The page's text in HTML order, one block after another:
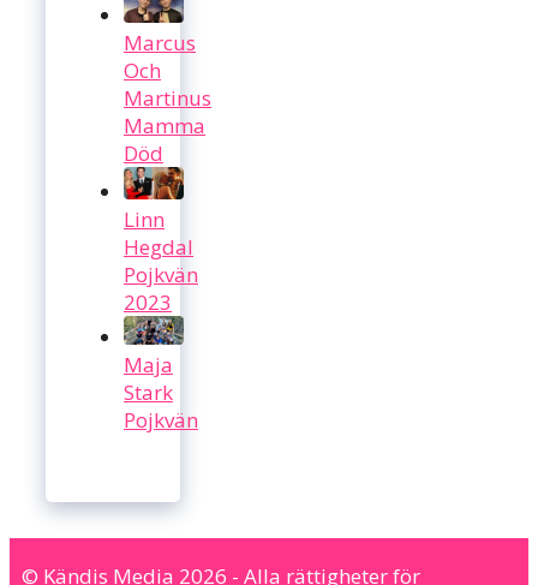
Marcus
Och
Martinus
Mamma
Död
Linn
Hegdal
Pojkvän
2023
Maja
Stark
Pojkvän
© Kändis Media 2026 - Alla rättigheter för